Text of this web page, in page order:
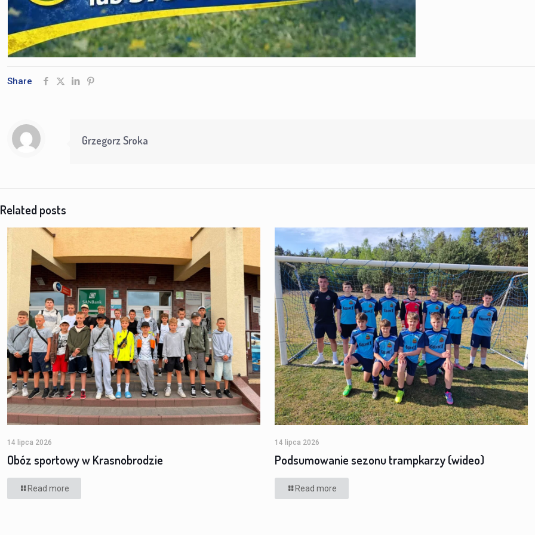
Share
Grzegorz Sroka
Related posts
14 lipca 2026
Obóz sportowy w Krasnobrodzie
Read more
14 lipca 2026
Podsumowanie sezonu trampkarzy (wideo)
Read more